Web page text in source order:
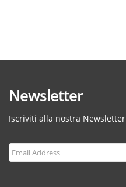
Newsletter
Iscriviti alla nostra Newsletter